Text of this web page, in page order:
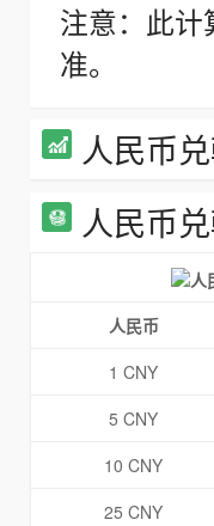
注意：此
准。
人民币
人民币
人民币
1 CNY
5 CNY
10 CNY
25 CNY